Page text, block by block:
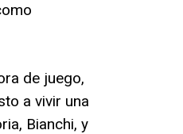
de juego,
a vivir una
Bianchi, y